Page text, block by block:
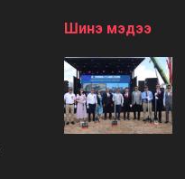
Шинэ мэдээ